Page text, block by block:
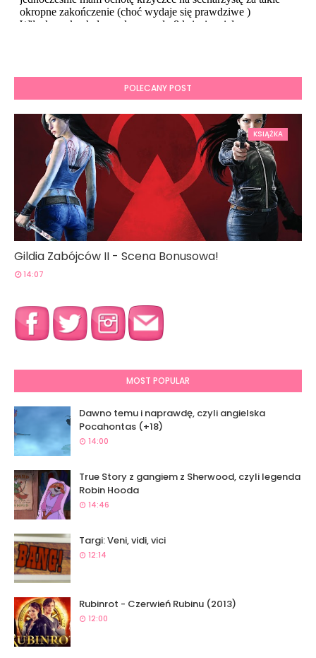
POLECANY POST
KSIĄŻKA
Gildia Zabójców II - Scena Bonusowa!
14:07
MOST POPULAR
Dawno temu i naprawdę, czyli angielska
Pocahontas (+18)
14:00
True Story z gangiem z Sherwood, czyli legenda
Robin Hooda
14:46
Targi: Veni, vidi, vici
12:14
Rubinrot - Czerwień Rubinu (2013)
12:00